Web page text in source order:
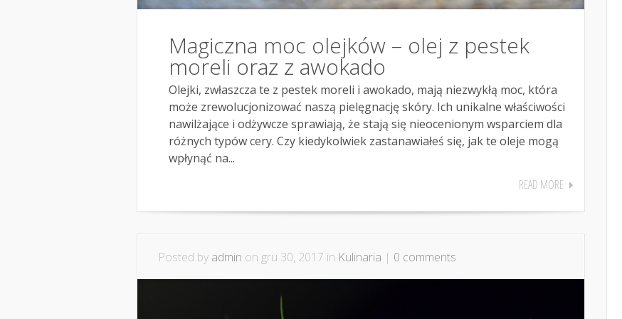
Magiczna moc olejków – olej z pestek
moreli oraz z awokado
Olejki, zwłaszcza te z pestek moreli i awokado, mają niezwykłą moc, która
może zrewolucjonizować naszą pielęgnację skóry. Ich unikalne właściwości
nawilżające i odżywcze sprawiają, że stają się nieocenionym wsparciem dla
różnych typów cery. Czy kiedykolwiek zastanawiałeś się, jak te oleje mogą
wpłynąć na...
READ MORE
Posted by admin on gru 30, 2017 in Kulinaria | 0 comments